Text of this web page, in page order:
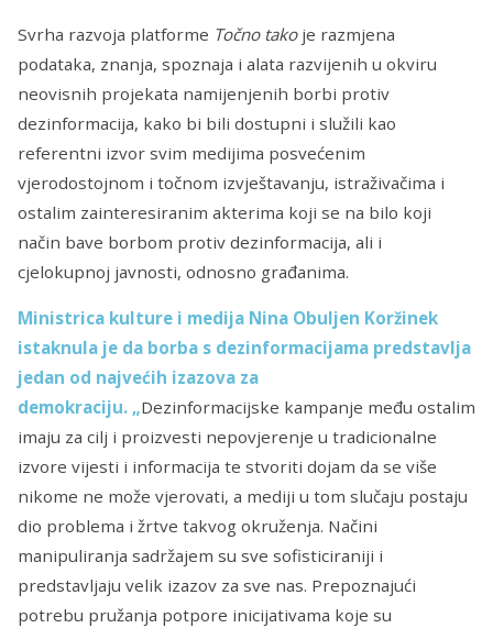
Svrha razvoja platforme Točno takoje razmjena
podataka, znanja, spoznaja i alata razvijenih u okviru
neovisnih projekata namijenjenih borbi protiv
dezinformacija, kako bi bili dostupni i služili kao
referentni izvor svim medijima posvećenim
vjerodostojnom i točnom izvještavanju, istraživačima i
ostalim zainteresiranim akterima koji se na bilo koji
način bave borbom protiv dezinformacija, ali i
cjelokupnoj javnosti, odnosno građanima.
Ministrica kulture i medija Nina Obuljen Koržinek
istaknula je da borba s dezinformacijama predstavlja
jedan od najvećih izazova za
demokraciju. „Dezinformacijske kampanje među ostalim
imaju za cilj i proizvesti nepovjerenje u tradicionalne
izvore vijesti i informacija te stvoriti dojam da se više
nikome ne može vjerovati, a mediji u tom slučaju postaju
dio problema i žrtve takvog okruženja. Načini
manipuliranja sadržajem su sve sofisticiraniji i
predstavljaju velik izazov za sve nas. Prepoznajući
potrebu pružanja potpore inicijativama koje su